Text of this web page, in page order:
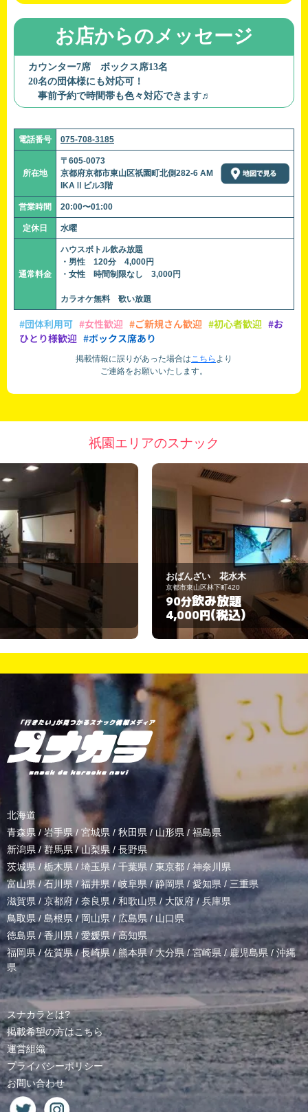
お店からのメッセージ
カウンター7席 ボックス席13名
20名の団体様にも対応可！
事前予約で時間帯も色々対応できます♬
電話番号 075-708-3185
所在地
〒605-0073
京都府京都市東山区祇園町北側282-6 AM
IKAⅡビル3階
営業時間 20:00〜01:00
定休日 水曜
通常料金
ハウスボトル飲み放題
・男性 120分 4,000円
・女性 時間制限なし 3,000円
カラオケ無料 歌い放題
#団体利用可 #女性歓迎 #ご新規さん歓迎 #初心者歓迎 #お
ひとり様歓迎 #ボックス席あり
掲載情報に誤りがあった場合はこちら より
ご連絡をお願いいたします。
祇園エリアのスナック
京都市東山区林下町420
90分 飲み放題
4,000円 (税込)
北海道
青森県 / 岩手県/ 宮城県 / 秋田県 / 山形県/ 福島県
新潟県 /群馬県/山梨県 / 長野県
茨城県 / 栃木県 / 埼玉県 / 千葉県 / 東京都 / 神奈川県
富山県 /石川県/福井県/岐阜県 / 静岡県 / 愛知県 / 三重県
滋賀県 / 京都府 / 奈良県 / 和歌山県/ 大阪府 /兵庫県
鳥取県/ 島根県 /岡山県/ 広島県 / 山口県
徳島県 /香川県 / 愛媛県/高知県
福岡県/佐賀県/長崎県 /熊本県/ 大分県/宮崎県 /鹿児島県 / 沖縄
県
スナカラとは?
掲載希望の方はこちら
運営組織
プライバシーポリシー
お問い合わせ